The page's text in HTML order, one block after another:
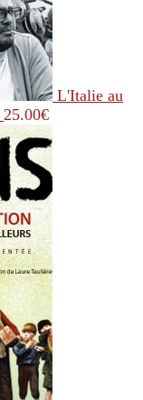
L'Italie au
25.00€